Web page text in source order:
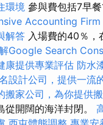
環境 參與費包括7早
Accounting
解答 入場費的40％，
Google Search
康提供專業評估 防水
設計公司，提供一流
搬家公司，為你提供
從開闊的海洋封閉。